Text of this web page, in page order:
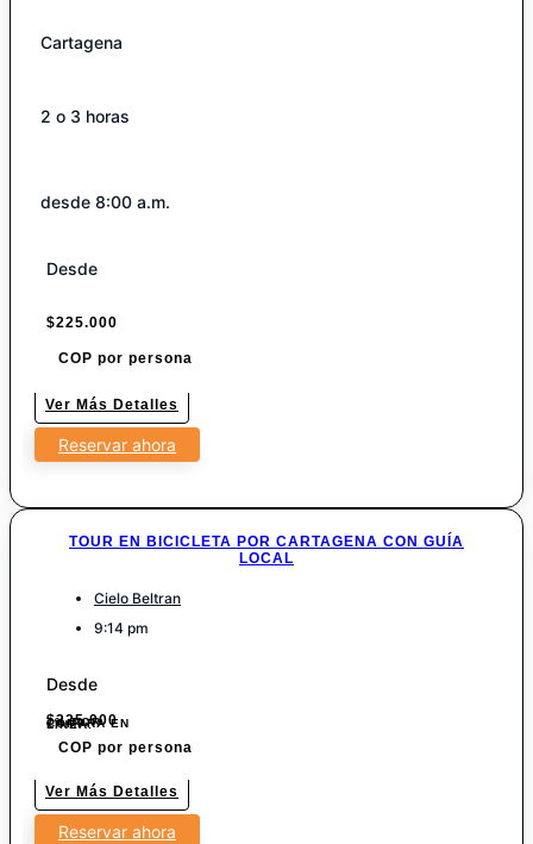
Cartagena
2 o 3 horas
desde 8:00 a.m.
Desde
$225.000
COP por persona
Ver Más Detalles
Reservar ahora
TOUR EN BICICLETA POR CARTAGENA CON GUÍA
LOCAL
Cielo Beltran
9:14 pm
Desde
$225.000
7% POR COMPRA EN LINEA.
COP por persona
Ver Más Detalles
Reservar ahora